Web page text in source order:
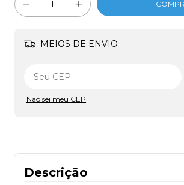
MEIOS DE ENVIO
Não sei meu CEP
Descrição